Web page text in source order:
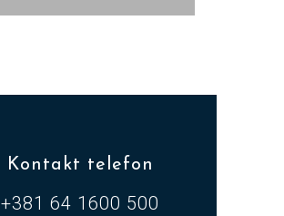
Kontakt telefon
+381 64 1600 500